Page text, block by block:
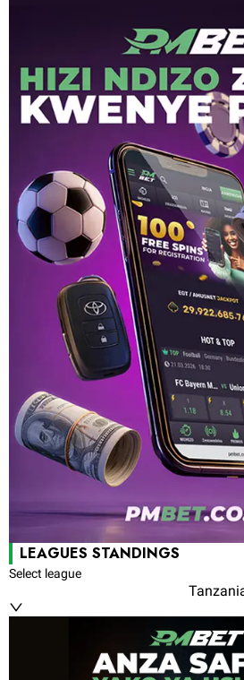
LEAGUES STANDINGS
Select league